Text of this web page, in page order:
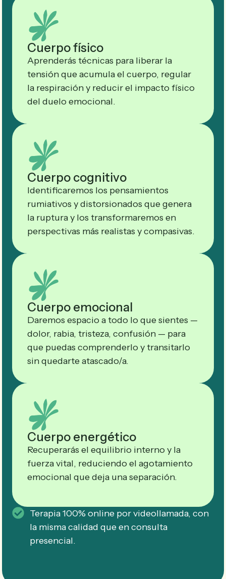
Cuerpo físico
Aprenderás técnicas para liberar la
tensión que acumula el cuerpo, regular
la respiración y reducir el impacto físico
del duelo emocional.
Cuerpo cognitivo
Identificaremos los pensamientos
rumiativos y distorsionados que genera
la ruptura y los transformaremos en
perspectivas más realistas y compasivas.
Cuerpo emocional
Daremos espacio a todo lo que sientes —
dolor, rabia, tristeza, confusión — para
que puedas comprenderlo y transitarlo
sin quedarte atascado/a.
Cuerpo energético
Recuperarás el equilibrio interno y la
fuerza vital, reduciendo el agotamiento
emocional que deja una separación.
Terapia 100% online por videollamada, con
la misma calidad que en consulta
presencial.